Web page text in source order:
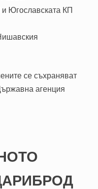
Югославската КП
се съхраняват
агенция